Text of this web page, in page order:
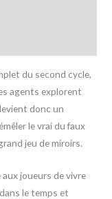
du second cycle,
agents explorent
donc un
le vrai du faux
jeu de miroirs.
joueurs de vivre
le temps et